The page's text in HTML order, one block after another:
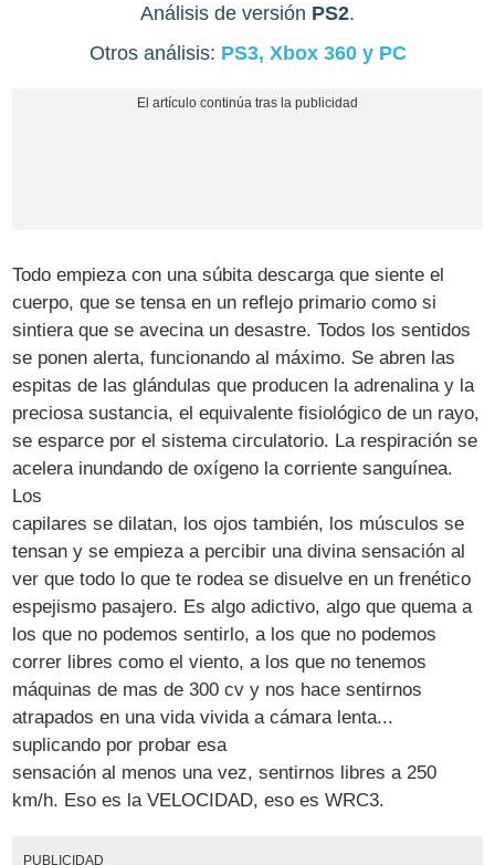
Análisis de versión PS2.
Otros análisis: PS3, Xbox 360 y PC
Todo empieza con una súbita descarga que siente el
cuerpo, que se tensa en un reflejo primario como si
sintiera que se avecina un desastre. Todos los sentidos
se ponen alerta, funcionando al máximo. Se abren las
espitas de las glándulas que producen la adrenalina y la
preciosa sustancia, el equivalente fisiológico de un rayo,
se esparce por el sistema circulatorio. La respiración se
acelera inundando de oxígeno la corriente sanguínea.
Los
capilares se dilatan, los ojos también, los músculos se
tensan y se empieza a percibir una divina sensación al
ver que todo lo que te rodea se disuelve en un frenético
espejismo pasajero. Es algo adictivo, algo que quema a
los que no podemos sentirlo, a los que no podemos
correr libres como el viento, a los que no tenemos
máquinas de mas de 300 cv y nos hace sentirnos
atrapados en una vida vivida a cámara lenta...
suplicando por probar esa
sensación al menos una vez, sentirnos libres a 250
km/h. Eso es la VELOCIDAD, eso es WRC3.
PUBLICIDAD